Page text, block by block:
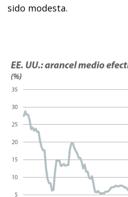
sido modesta.